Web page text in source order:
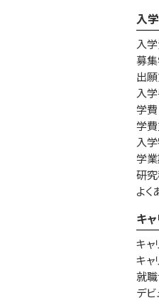
入
入
募
出
入
学費
学
入
学
研
よく
キ
キャ
キャ
就
デ